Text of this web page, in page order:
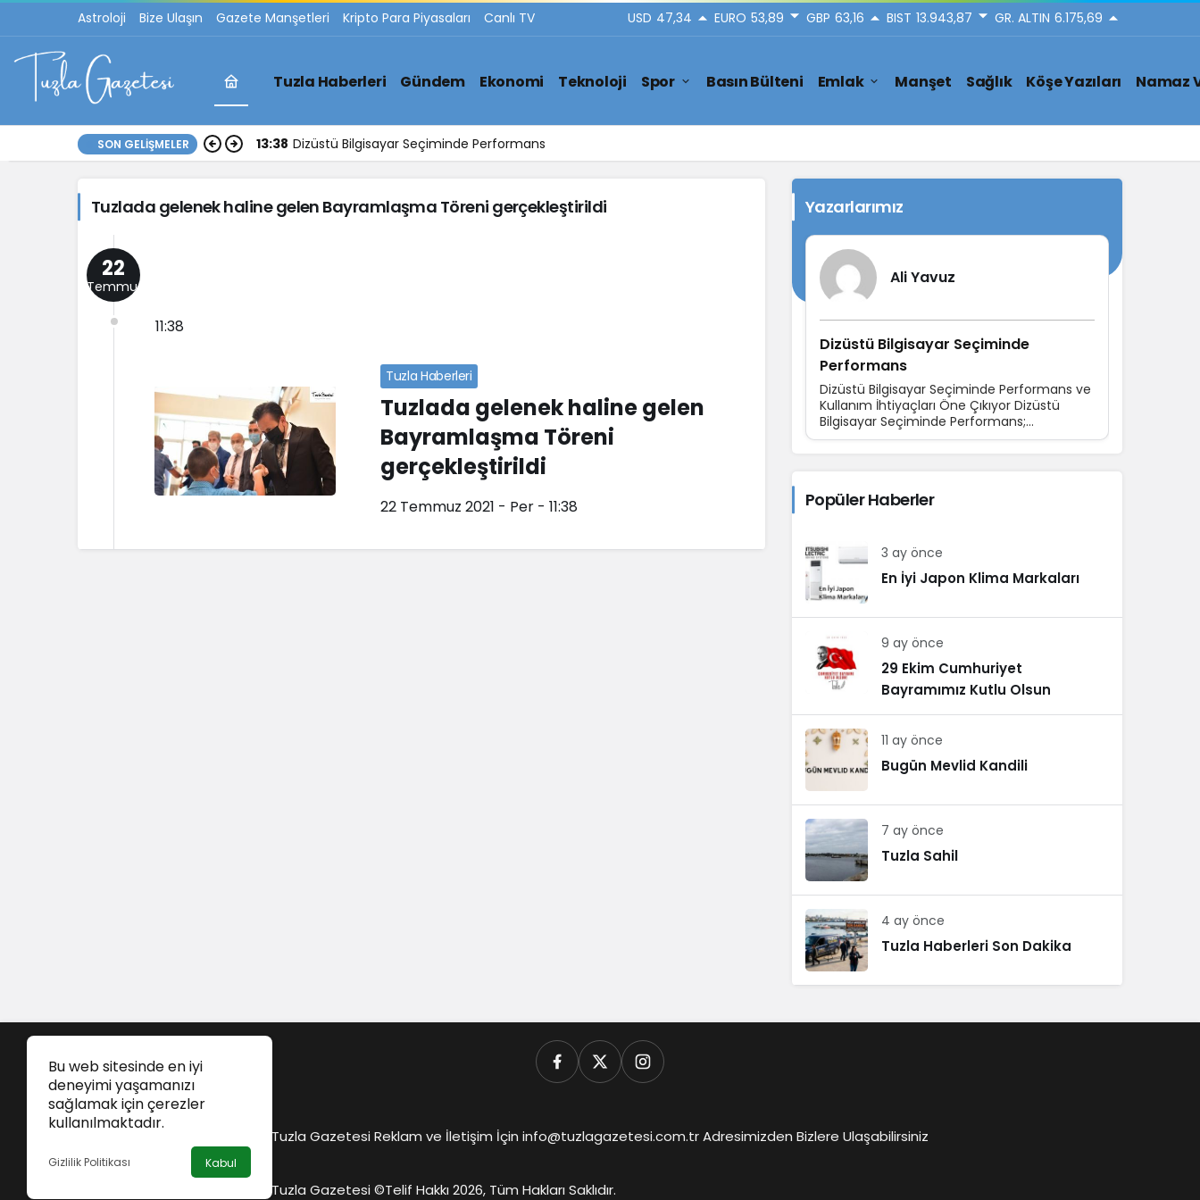
Astroloji Bize Ulaşın Gazete Manşetleri Kripto Para Piyasaları Canlı TV USD 47,34 EURO 53,89 GBP 63,16 BIST 13.943,87 GR. ALTIN 6.175,69
Tuzlada
gelenek
haline
gelen
Bayramlaşma
gerçekleştirildi
Tuzla Haberleri Gündem Ekonomi Teknoloji Spor Basın Bülteni Emlak Manşet Sağlık Köşe Yazıları Namaz
SON GELIŞMELER 13:38 Dizüstü Bilgisayar Seçiminde Performans
Tuzlada gelenek haline gelen Bayramlaşma Töreni gerçekleştirildi
22
Temmuz
11:38
Tuzla Haberleri
Tuzlada gelenek haline gelen
Bayramlaşma Töreni
gerçekleştirildi
22 Temmuz 2021 - Per - 11:38
Yazarlarımız
Ali Yavuz
Dizüstü Bilgisayar Seçiminde
Performans
Dizüstü Bilgisayar Seçiminde Performans ve
Kullanım İhtiyaçları Öne Çıkıyor Dizüstü
Bilgisayar Seçiminde Performans;
Teknolojinin günlük yaşamın...
Popüler Haberler
3 ay önce
En İyi Japon Klima Markaları
9 ay önce
29 Ekim Cumhuriyet
Bayramımız Kutlu Olsun
11 ay önce
Bugün Mevlid Kandili
7 ay önce
Tuzla Sahil
4 ay önce
Tuzla Haberleri Son Dakika
Bu web sitesinde en iyi
deneyimi yaşamanızı
sağlamak için çerezler
kullanılmaktadır.
Gizlilik Politikası Kabul
Tuzla Gazetesi Reklam ve İletişim İçin info@tuzlagazetesi.com.tr Adresimizden Bizlere Ulaşabilirsiniz
Tuzla Gazetesi ©Telif Hakkı 2026, Tüm Hakları Saklıdır.